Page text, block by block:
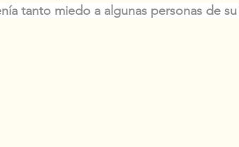
tanto miedo a algunas personas de su